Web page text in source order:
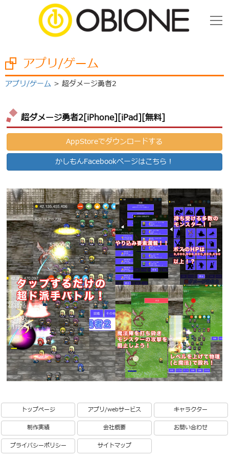
アプリ/ゲーム
アプリ/ゲーム 超ダメージ勇者2
超ダメージ勇者2[iPhone][iPad][無料]
AppStoreでダウンロードする
かしもんFacebookページはこちら！
トップページ アプリ/webサービス キャラクター
制作実績 会社概要 お問い合わせ
プライバシーポリシー サイトマップ